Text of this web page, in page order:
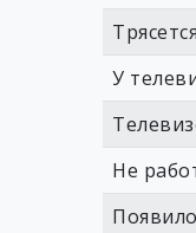
У
Не